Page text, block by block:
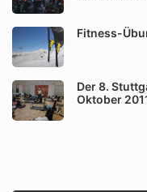
Fitness-
Der 8.
Oktober